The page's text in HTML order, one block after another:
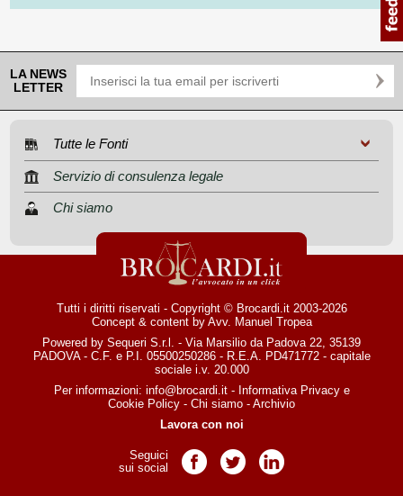
LA NEWS
LETTER
Tutte le Fonti
Servizio di consulenza legale
Chi siamo
Tutti i diritti riservati - Copyright © Brocardi.it 2003-2026
Concept & content by Avv. Manuel Tropea
Powered by Sequeri S.r.l. - Via Marsilio da Padova 22, 35139
PADOVA - C.F. e P.I. 05500250286 - R.E.A. PD471772 - capitale
sociale i.v. 20.000
Per informazioni: info@brocardi.it- Informativa Privacye
Cookie Policy - Chi siamo - Archivio
Lavora con noi
Seguici
sui social
Pagina Facebook
Pagina TwitterPagina LinkedIn